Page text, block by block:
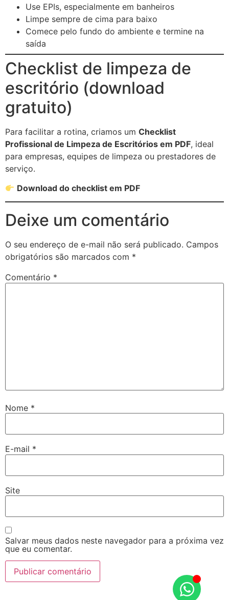
Use EPIs, especialmente em banheiros
Limpe sempre de cima para baixo
Comece pelo fundo do ambiente e termine na
saída
Checklist de limpeza de
escritório (download
gratuito)
Para facilitar a rotina, criamos um Checklist
Profissional de Limpeza de Escritórios em PDF, ideal
para empresas, equipes de limpeza ou prestadores de
serviço.
Download do checklist em PDF
Deixe um comentário
O seu endereço de e-mail não será publicado. Campos
obrigatórios são marcados com *
Comentário *
Nome *
E-mail *
Site
Salvar meus dados neste navegador para a próxima vez
que eu comentar.